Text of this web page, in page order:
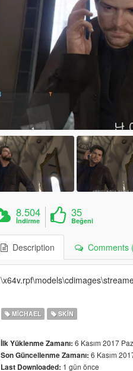
8.504
İndirme
35
Beğeni
Description Comments
MICHAEL SKIN
İlk Yüklenme Zamanı: 6 Kasım 2017
Son Güncellenme Zamanı: 6 Kasım
Last Downloaded: 1 gün önce